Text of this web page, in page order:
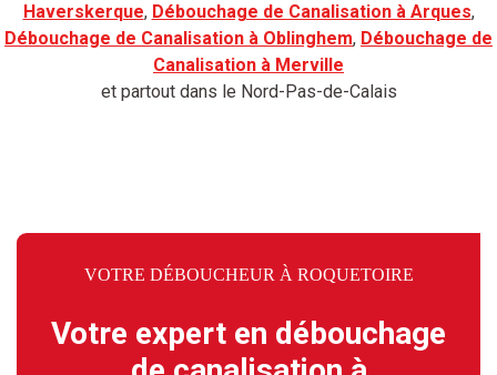
Haverskerque, Débouchage de Canalisation à Arques,
Débouchage de Canalisation à Oblinghem, Débouchage de
Canalisation à Merville
et partout dans le Nord-Pas-de-Calais
VOTRE DÉBOUCHEUR À ROQUETOIRE
Votre expert en débouchage